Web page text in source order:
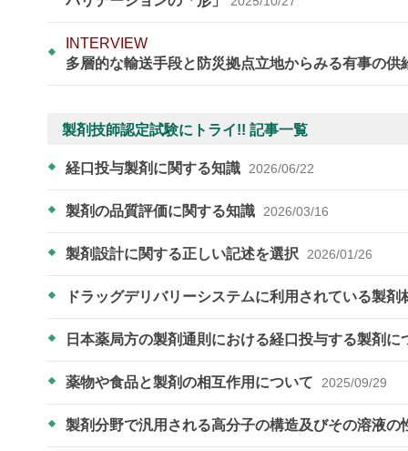
INTERVIEW
多層的な輸送手段と防災拠点立地からみる有事の
製剤技師認定試験にトライ!! 記事一覧
経口投与製剤に関する知識 2026/06/22
製剤の品質評価に関する知識 2026/03/16
製剤設計に関する正しい記述を選択 2026/01/26
ドラッグデリバリーシステムに利用されている製
日本薬局方の製剤通則における経口投与する製剤
薬物や食品と製剤の相互作用について 2025/09/29
製剤分野で汎用される高分子の構造及びその溶液の